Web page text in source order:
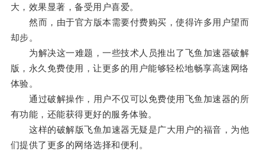
大，效果显著，备受用户喜爱。
然而，由于官方版本需要付费购买，使得许多用户望而
却步。
为解决这一难题，一些技术人员推出了飞鱼加速器破解
版，永久免费使用，让更多的用户能够轻松地畅享高速网络
体验。
通过破解操作，用户不仅可以免费使用飞鱼加速器的所
有功能，还能获得更好的服务体验。
这样的破解版飞鱼加速器无疑是广大用户的福音，为他
们提供了更多的网络选择和便利。